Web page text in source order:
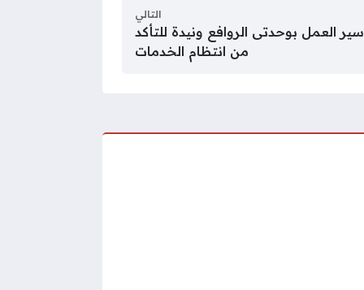
التالي
العمل بوحدتى الروافع ونيدة للتأكد
من انتظام الخدمات